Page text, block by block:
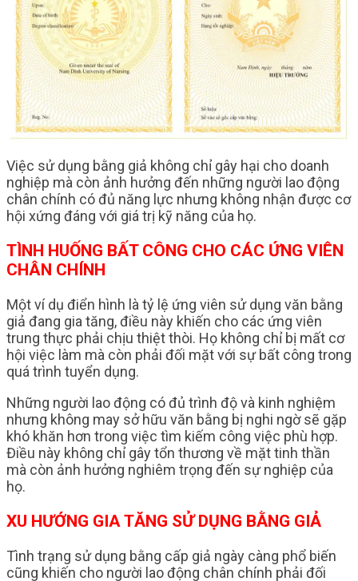
Việc sử dụng bằng giả không chỉ gây hại cho doanh
nghiệp mà còn ảnh hưởng đến những người lao động
chân chính có đủ năng lực nhưng không nhận được cơ
hội xứng đáng với giá trị kỹ năng của họ.
TÌNH HUỐNG BẤT CÔNG CHO CÁC ỨNG VIÊN
CHÂN CHÍNH
Một ví dụ điển hình là tỷ lệ ứng viên sử dụng văn bằng
giả đang gia tăng, điều này khiến cho các ứng viên
trung thực phải chịu thiệt thòi. Họ không chỉ bị mất cơ
hội việc làm mà còn phải đối mặt với sự bất công trong
quá trình tuyển dụng.
Những người lao động có đủ trình độ và kinh nghiệm
nhưng không may sở hữu văn bằng bị nghi ngờ sẽ gặp
khó khăn hơn trong việc tìm kiếm công việc phù hợp.
Điều này không chỉ gây tổn thương về mặt tinh thần
mà còn ảnh hưởng nghiêm trọng đến sự nghiệp của
họ.
XU HƯỚNG GIA TĂNG SỬ DỤNG BẰNG GIẢ
Tình trạng sử dụng bằng cấp giả ngày càng phổ biến
cũng khiến cho người lao động chân chính phải đối